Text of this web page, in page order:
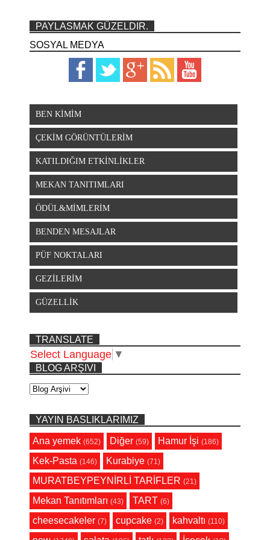
PAYLASMAK GÜZELDIR.
SOSYAL MEDYA
BEN KİMİM
ÇEKİM GÖRÜNTÜLERİM
KATILDIĞIM ETKİNLİKLER
MEKAN TANITIMLARI
ÖDÜL&MİMLERİM
BENDEN MESAJLAR
PÜF NOKTALARI
GEZİLERİM
GÜZELLİK
TRANSLATE
Select Language ▼
BLOG ARŞIVI
YAYIN BASLIKLARIMIZ
Ana yemek (652) Diğer (59) Hamur İşi (186)
Kek-Pasta (146) Kurabiye (71)
MURATBEYPEYNİRLİ TARİFLER (21)
Mekan Tanıtımları (43) TART (6)
cheesecakeler (7) cupcake (2) kahvaltı (110)